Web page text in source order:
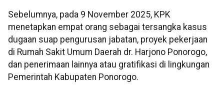
Sebelumnya, pada 9 November 2025, KPK
menetapkan empat orang sebagai tersangka kasus
dugaan suap pengurusan jabatan, proyek pekerjaan
di Rumah Sakit Umum Daerah dr. Harjono Ponorogo,
dan penerimaan lainnya atau gratifikasi di lingkungan
Pemerintah Kabupaten Ponorogo.